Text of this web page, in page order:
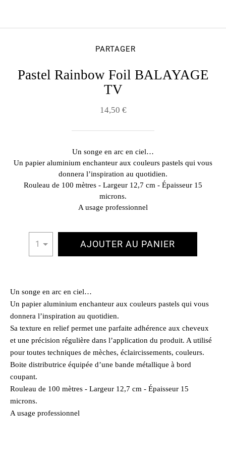
PARTAGER
Pastel Rainbow Foil BALAYAGE
TV
14,50 €
Un songe en arc en ciel…
Un papier aluminium enchanteur aux couleurs pastels qui vous
donnera l’inspiration au quotidien.
Rouleau de 100 mètres - Largeur 12,7 cm - Épaisseur 15
microns.
A usage professionnel
1 AJOUTER AU PANIER
Un songe en arc en ciel…
Un papier aluminium enchanteur aux couleurs pastels qui vous
donnera l’inspiration au quotidien.
Sa texture en relief permet une parfaite adhérence aux cheveux
et une précision régulière dans l’application du produit. A utilisé
pour toutes techniques de mèches, éclaircissements, couleurs.
Boite distributrice équipée d’une bande métallique à bord
coupant.
Rouleau de 100 mètres - Largeur 12,7 cm - Épaisseur 15
microns.
A usage professionnel